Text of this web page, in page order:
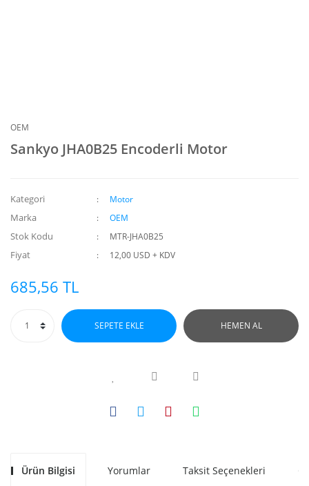
OEM
Sankyo JHA0B25 Encoderli Motor
Kategori Motor
Marka OEM
Stok Kodu MTR-JHA0B25
Fiyat 12,00 USD + KDV
685,56 TL
SEPETE EKLE HEMEN AL
Ürün Bilgisi Yorumlar Taksit Seçenekleri